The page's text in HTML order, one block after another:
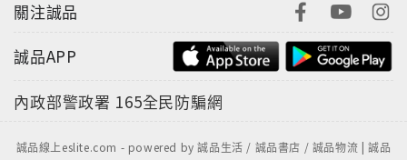
關注誠品
誠品APP
內政部警政署 165全民防騙網
誠品線上eslite.com - powered by 誠品生活 / 誠品書店 / 誠品物流 | 誠品